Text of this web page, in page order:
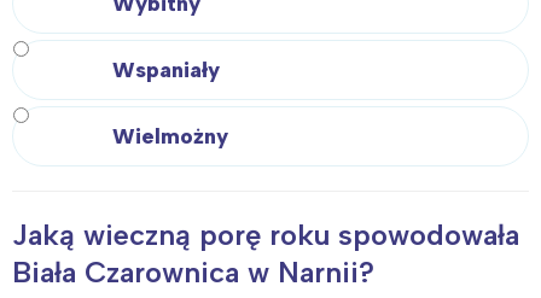
Wspaniały
Wielmożny
Jaką wieczną porę roku spowodowała
Biała Czarownica w Narnii?
Interesują mnie wydarzenia z
tego regionu:
Warszawa
Trójmiasto
Poznań
Północ